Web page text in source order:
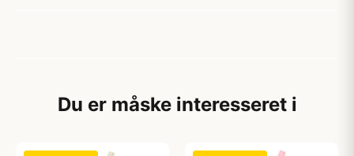
Du er måske interesseret i